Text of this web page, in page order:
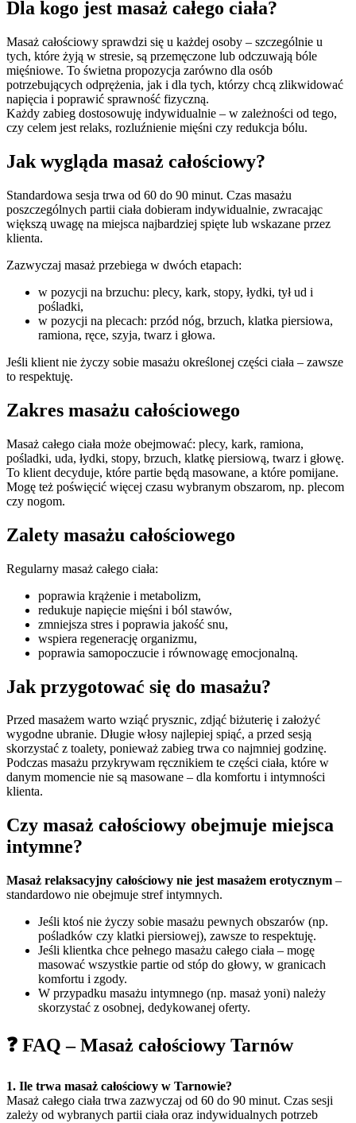
Dla kogo jest masaż całego ciała?
Masaż całościowy sprawdzi się u każdej osoby – szczególnie u
tych, które żyją w stresie, są przemęczone lub odczuwają bóle
mięśniowe. To świetna propozycja zarówno dla osób
potrzebujących odprężenia, jak i dla tych, którzy chcą zlikwidować
napięcia i poprawić sprawność fizyczną.
Każdy zabieg dostosowuję indywidualnie – w zależności od tego,
czy celem jest relaks, rozluźnienie mięśni czy redukcja bólu.
Jak wygląda masaż całościowy?
Standardowa sesja trwa od 60 do 90 minut. Czas masażu
poszczególnych partii ciała dobieram indywidualnie, zwracając
większą uwagę na miejsca najbardziej spięte lub wskazane przez
klienta.
Zazwyczaj masaż przebiega w dwóch etapach:
w pozycji na brzuchu: plecy, kark, stopy, łydki, tył ud i
pośladki,
w pozycji na plecach: przód nóg, brzuch, klatka piersiowa,
ramiona, ręce, szyja, twarz i głowa.
Jeśli klient nie życzy sobie masażu określonej części ciała – zawsze
to respektuję.
Zakres masażu całościowego
Masaż całego ciała może obejmować: plecy, kark, ramiona,
pośladki, uda, łydki, stopy, brzuch, klatkę piersiową, twarz i głowę.
To klient decyduje, które partie będą masowane, a które pomijane.
Mogę też poświęcić więcej czasu wybranym obszarom, np. plecom
czy nogom.
Zalety masażu całościowego
Regularny masaż całego ciała:
poprawia krążenie i metabolizm,
redukuje napięcie mięśni i ból stawów,
zmniejsza stres i poprawia jakość snu,
wspiera regenerację organizmu,
poprawia samopoczucie i równowagę emocjonalną.
Jak przygotować się do masażu?
Przed masażem warto wziąć prysznic, zdjąć biżuterię i założyć
wygodne ubranie. Długie włosy najlepiej spiąć, a przed sesją
skorzystać z toalety, ponieważ zabieg trwa co najmniej godzinę.
Podczas masażu przykrywam ręcznikiem te części ciała, które w
danym momencie nie są masowane – dla komfortu i intymności
klienta.
Czy masaż całościowy obejmuje miejsca
intymne?
Masaż relaksacyjny całościowy nie jest masażem erotycznym –
standardowo nie obejmuje stref intymnych.
Jeśli ktoś nie życzy sobie masażu pewnych obszarów (np.
pośladków czy klatki piersiowej), zawsze to respektuję.
Jeśli klientka chce pełnego masażu całego ciała – mogę
masować wszystkie partie od stóp do głowy, w granicach
komfortu i zgody.
W przypadku masażu intymnego (np. masaż yoni) należy
skorzystać z osobnej, dedykowanej oferty.
❓ FAQ – Masaż całościowy Tarnów
1. Ile trwa masaż całościowy w Tarnowie?
Masaż całego ciała trwa zazwyczaj od 60 do 90 minut. Czas sesji
zależy od wybranych partii ciała oraz indywidualnych potrzeb